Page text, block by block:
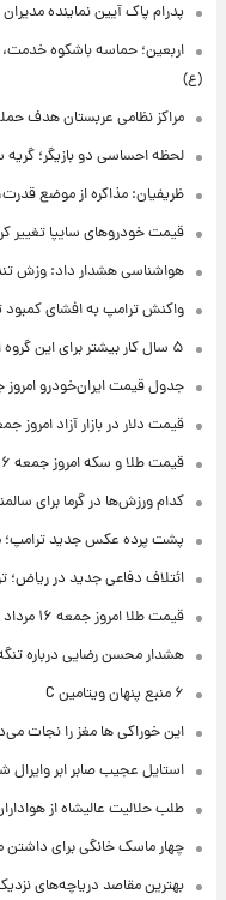
پدرام پاک آیین نماینده
اربعین؛ حماسه باشکوه
(ع)
مراکز نظامی عربستان هدف
لحظه احساسی دو بازیگر؛
ظریفیان: مذاکره از موضع
قیمت خودروهای سایپا تغییر کرد؛
هواشناسی هشدار داد: وزش تندباد،
واکنش ترامپ به افشای
۵ سال کار بیشتر برای این گروه از متقاضیان بازنشستگی
جدول قیمت ایران‌خودرو امروز جمعه ۱۶ مرداد؛ قیمت‌ها
قیمت دلار در بازار آزاد امروز جمعه ۱۶ مرداد
قیمت طلا و سکه امروز جمعه ۱۶ مرداد ۱۴۰۵ +جدول
کدام ورزش‌ها در گرما برای
پشت پرده عکس جدید ترامپ؛
ائتلاف دفاعی جدید در ریاض؛
قیمت طلا امروز جمعه ۱۶ مرداد ۱۴۰۵
هشدار محسن رضایی درباره
۶ منبع پنهان ویتامین C
این خوراکی ها مغز را نجات
استایل عجیب صابر ابر
طلب حلالیت عالیشاه از
چهار ماسک خانگی برای
بهترین مقاصد دریاچه‌های